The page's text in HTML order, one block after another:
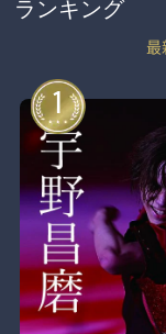
ランキング
最
1